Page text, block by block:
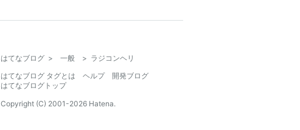
はてなブログ > 一般 > ラジコンヘリ
はてなブログ タグとは
ヘルプ
開発ブログ
はてなブログトップ
Copyright (C) 2001-2026 Hatena.